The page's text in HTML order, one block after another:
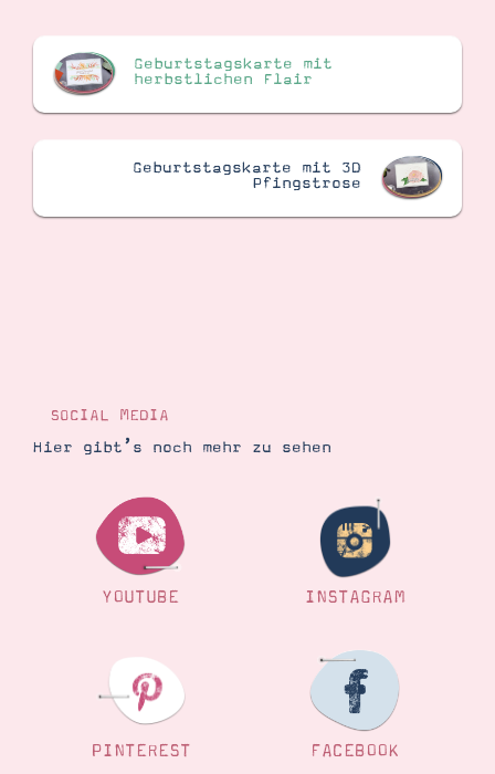
Geburtstagskarte mit
herbstlichen Flair
Geburtstagskarte mit 3D
Pfingstrose
SOCIAL MEDIA
Hier gibt’s noch mehr zu sehen
YOUTUBE INSTAGRAM
PINTEREST FACEBOOK